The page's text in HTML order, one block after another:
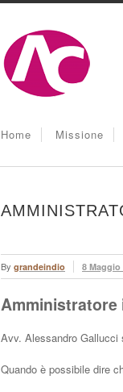
Home Missione
By grandeindio 8 Maggio
Avv. Alessandro
Quando è possibile dire